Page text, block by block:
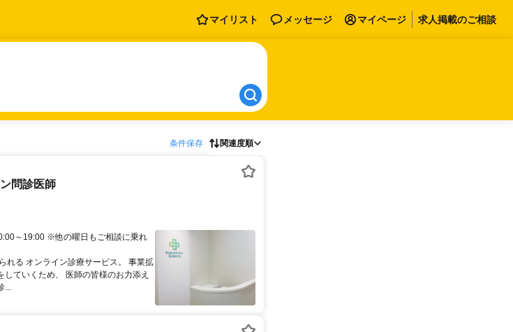
マイリスト メッセージ マイページ 求人掲載のご相談
条件保存 関連度順
問診医師
～19:00 ※他の曜日もご相談に乗れ
れる オンライン診療サービス。 事業拡
ていくため、 医師の皆様のお力添え
...